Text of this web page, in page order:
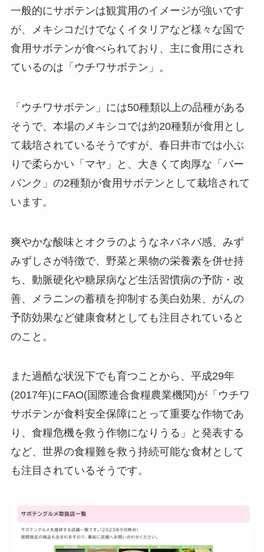
一般的にサボテンは観賞用のイメージが強いです
が、メキシコだけでなくイタリアなど様々な国で
食用サボテンが食べられており、主に食用にされ
ているのは「ウチワサボテン」。
「ウチワサボテン」には50種類以上の品種がある
そうで、本場のメキシコでは約20種類が食用とし
て栽培されているそうですが、春日井市では小ぶ
りで柔らかい「マヤ」と、大きくて肉厚な「バー
バンク」の2種類が食用サボテンとして栽培されて
います。
爽やかな酸味とオクラのようなネバネバ感、みず
みずしさが特徴で、野菜と果物の栄養素を併せ持
ち、動脈硬化や糖尿病など生活習慣病の予防・改
善、メラニンの蓄積を抑制する美白効果、がんの
予防効果など健康食材としても注目されていると
のこと。
また過酷な状況下でも育つことから、平成29年
(2017年)にFAO(国際連合食糧農業機関)が「ウチワ
サボテンが食料安全保障にとって重要な作物であ
り、食糧危機を救う作物になりうる」と発表する
など、世界の食糧難を救う持続可能な食材として
も注目されているそうです。